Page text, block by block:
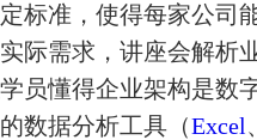
标准，使得每家公司
际需求，讲座会解析
员懂得企业架构是数
数据分析工具（Excel